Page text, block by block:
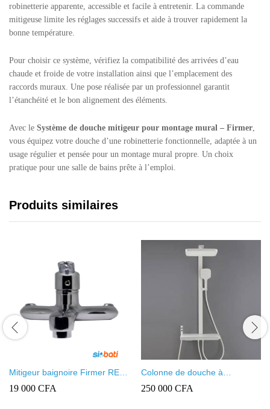
robinetterie apparente, accessible et facile à entretenir. La commande
mitigeuse limite les réglages successifs et aide à trouver rapidement la
bonne température.
Pour choisir ce système, vérifiez la compatibilité des arrivées d’eau
chaude et froide de votre installation ainsi que l’emplacement des
raccords muraux. Une pose réalisée par un professionnel garantit
l’étanchéité et le bon alignement des éléments.
Avec le Système de douche mitigeur pour montage mural – Firmer
vous équipez votre douche d’une robinetterie fonctionnelle, adaptée à un
usage régulier et pensée pour un montage mural propre. Un choix
pratique pour une salle de bains prête à l’emploi.
Produits similaires
Mitigeur baignoire Firmer REF
HB002
19 000 CFA
Colonne de douche à
température constante –
Touches de piano blanches
250 000 CFA